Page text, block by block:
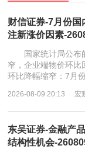
财信证券-7月份
注新涨价因素-
国家统计局公布的
窄，企业端物价环
环比降幅缩窄：7月
2026-08-09 20:13 宏
东吴证券-金融产
结构性机会-